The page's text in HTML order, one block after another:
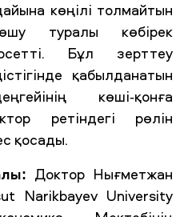
көңілі толмайтын
туралы көбірек
Бұл зерттеу
қабылданатын
көші-қонға
ретіндегі рөлін
қосады.
Доктор Нығметжан
Narikbayev University